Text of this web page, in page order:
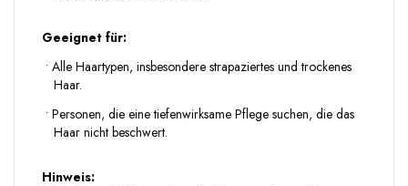
Geeignet für:
• Alle Haartypen, insbesondere strapaziertes und trockenes
Haar.
• Personen, die eine tiefenwirksame Pflege suchen, die das
Haar nicht beschwert.
Hinweis: